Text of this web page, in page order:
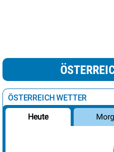
ÖSTERREICH WETTER
Heute